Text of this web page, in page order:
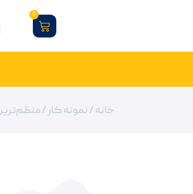
0
خانه/ نمونه کار/ منظم‌ترین